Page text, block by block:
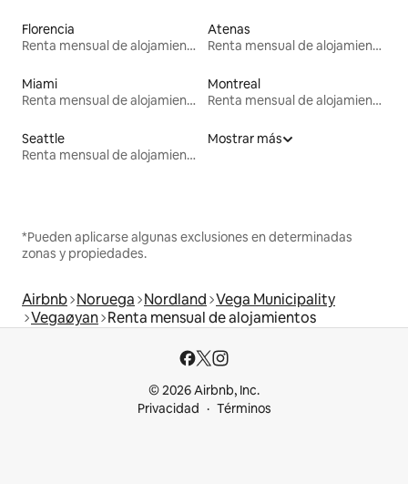
Florencia
Renta mensual de alojamientos
Atenas
Renta mensual de alojamientos
Miami
Renta mensual de alojamientos
Montreal
Renta mensual de alojamientos
Seattle
Renta mensual de alojamientos
Mostrar más
*Pueden aplicarse algunas exclusiones en determinadas
zonas y propiedades.
Airbnb Noruega Nordland Vega Municipality
Vegaøyan Renta mensual de alojamientos
© 2026 Airbnb, Inc.
Privacidad
Términos